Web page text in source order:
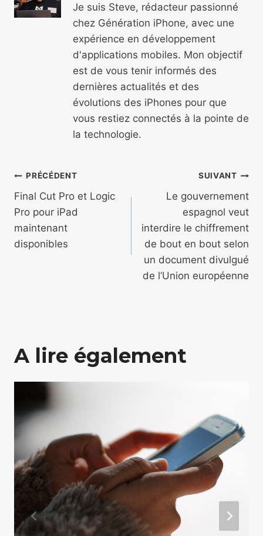
Je suis Steve, rédacteur passionné
chez Génération iPhone, avec une
expérience en développement
d'applications mobiles. Mon objectif
est de vous tenir informés des
dernières actualités et des
évolutions des iPhones pour que
vous restiez connectés à la pointe de
la technologie.
Navigation
de
l’article
PRÉCÉDENT
Final Cut Pro et Logic
Pro pour iPad
maintenant
disponibles
SUIVANT
Le gouvernement
espagnol veut
interdire le chiffrement
de bout en bout selon
un document divulgué
de l’Union européenne
A lire également